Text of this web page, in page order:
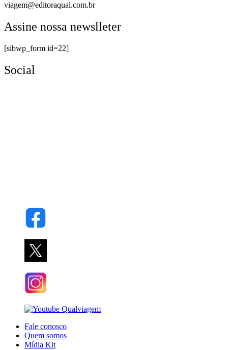
viagem@editoraqual.com.br
Assine nossa newslleter
[sibwp_form id=22]
Social
Fale conosco
Quem somos
Mídia Kit